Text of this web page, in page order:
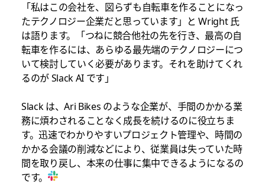
「私はこの会社を、図らずも自転車を作ることになっ
たテクノロジー企業だと思っています」と Wright 氏
は語ります。「つねに競合他社の先を行き、最高の自
転車を作るには、あらゆる最先端のテクノロジーにつ
いて検討していく必要があります。それを助けてくれ
るのが Slack AI です」
Slack は、Ari Bikes のような企業が、手間のかかる業
務に煩わされることなく成長を続けるのに役立ちま
す。迅速でわかりやすいプロジェクト管理や、時間の
かかる会議の削減などにより、従業員は失っていた時
間を取り戻し、本来の仕事に集中できるようになるの
です。